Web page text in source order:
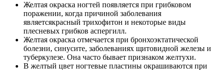
Желтая окраска ногтей появляется при грибковом
поражении, когда причиной заболевания
являетсякрасный трихофитон и некоторые виды
плесневых грибков аспергилл.
Желтая окраска отмечается при бронхоэктатической
болезни, синусите, заболеваниях щитовидной железы и
туберкулезе. Она часто бывает признаком желтухи.
В желтый цвет ногтевые пластины окрашиваются при